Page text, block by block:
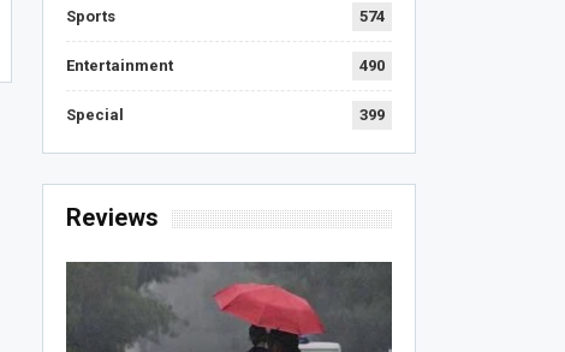
Sports 574
Entertainment 490
Special 399
Reviews